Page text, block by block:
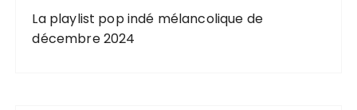
La playlist pop indé mélancolique de
décembre 2024